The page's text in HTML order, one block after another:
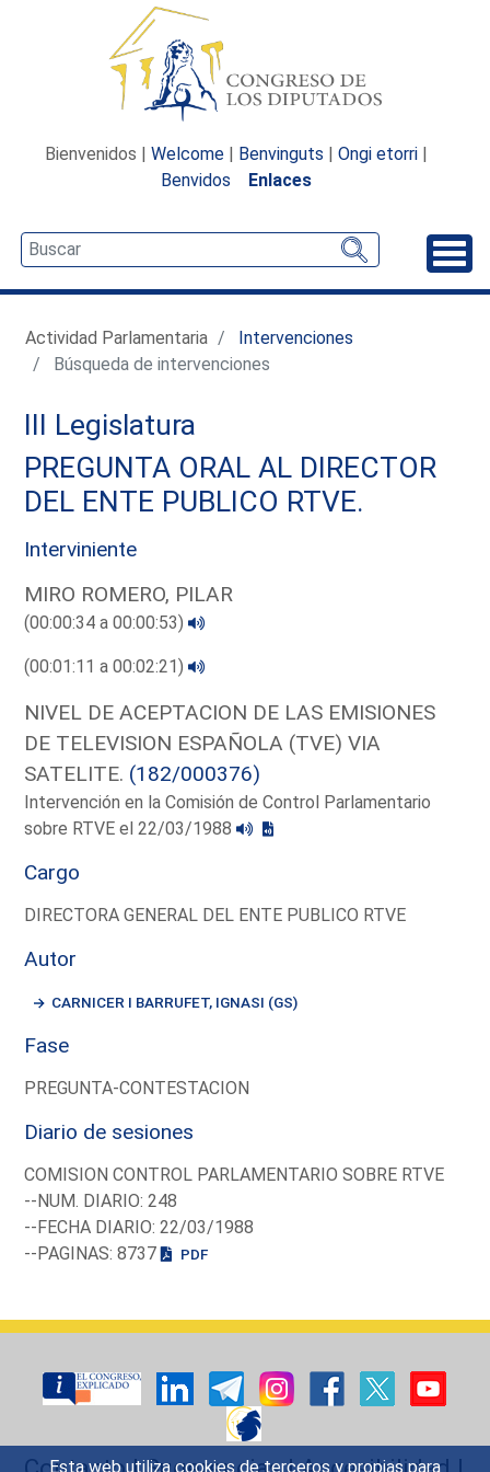
Esta web utiliza cookies de terceros y propias para
Bienvenidos | Welcome | Benvinguts | Ongi etorri |
Benvidos
Enlaces
Actividad Parlamentaria
Intervenciones
Búsqueda de intervenciones
III Legislatura
PREGUNTA ORAL AL DIRECTOR
DEL ENTE PUBLICO RTVE.
Interviniente
MIRO ROMERO, PILAR
(00:00:34 a 00:00:53)
(00:01:11 a 00:02:21)
NIVEL DE ACEPTACION DE LAS EMISIONES
DE TELEVISION ESPAÑOLA (TVE) VIA
SATELITE. (182/000376)
Intervención en la Comisión de Control Parlamentario
sobre RTVE el 22/03/1988
Cargo
DIRECTORA GENERAL DEL ENTE PUBLICO RTVE
Autor
CARNICER I BARRUFET, IGNASI (GS)
Fase
PREGUNTA-CONTESTACION
Diario de sesiones
COMISION CONTROL PARLAMENTARIO SOBRE RTVE
--NUM. DIARIO: 248
--FECHA DIARIO: 22/03/1988
--PAGINAS: 8737
PDF